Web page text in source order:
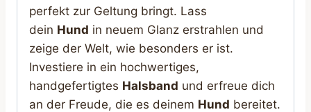
perfekt zur Geltung bringt. Lass
dein Hund in neuem Glanz erstrahlen und
zeige der Welt, wie besonders er ist.
Investiere in ein hochwertiges,
handgefertigtes Halsband und erfreue dich
an der Freude, die es deinem Hund bereitet.